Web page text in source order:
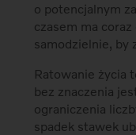
o potencjalnym
czasem ma
samodzielnie, by
Ratowanie życia
bez znaczenia
ograniczenia
spadek stawek